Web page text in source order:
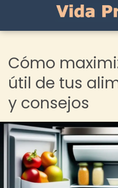
Cómo
útil de tus
y consejos